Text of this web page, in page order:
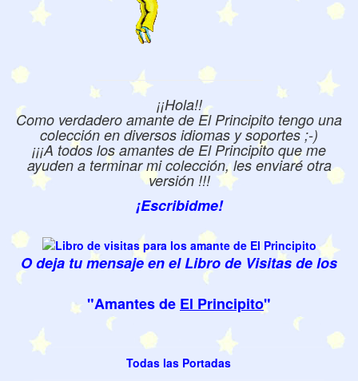
¡¡Hola!!
Como verdadero amante de El Principito tengo una
colección en diversos idiomas y soportes ;-)
¡¡¡A todos los amantes de El Principito que me
ayuden a terminar mi colección, les enviaré otra
versión !!!
¡Escribidme!
O deja tu mensaje en el Libro de Visitas de los
"Amantes de El Principito"
Todas las Portadas